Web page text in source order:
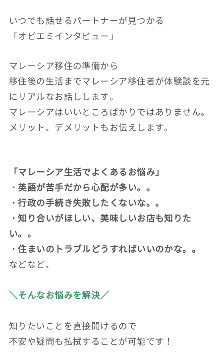
いつでも話せるパートナーが見つかる
「オピエミインタビュー」
マレーシア移住の準備から
移住後の生活までマレーシア移住者が体験談を元
にリアルなお話しします。
マレーシアはいいところばかりではありません。
メリット、デメリットもお伝えします。
「マレーシア生活でよくあるお悩み」
・英語が苦手だから心配が多い。。
・行政の手続き失敗したくないな。。
・知り合いがほしい、美味しいお店も知りた
い。。
・住まいのトラブルどうすればいいのかな。。
などなど、
＼そんなお悩みを解決／
知りたいことを直接聞けるので
不安や疑問も払拭することが可能です！